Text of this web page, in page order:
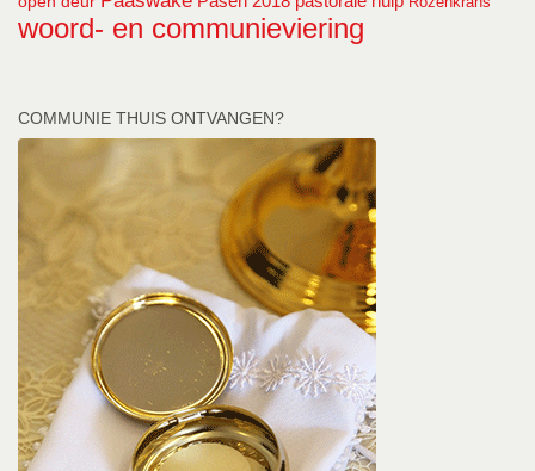
woord- en communieviering
COMMUNIE THUIS ONTVANGEN?